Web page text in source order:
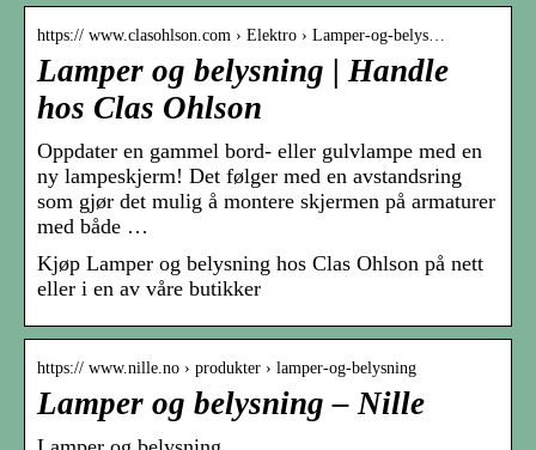
https:// www.clasohlson.com › Elektro › Lamper-og-belys…
Lamper og belysning | Handle
hos Clas Ohlson
Oppdater en gammel bord- eller gulvlampe med en
ny lampeskjerm! Det følger med en avstandsring
som gjør det mulig å montere skjermen på armaturer
med både …
Kjøp Lamper og belysning hos Clas Ohlson på nett
eller i en av våre butikker
https:// www.nille.no › produkter › lamper-og-belysning
Lamper og belysning – Nille